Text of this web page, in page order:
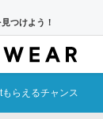
つけよう！
らえるチャンス